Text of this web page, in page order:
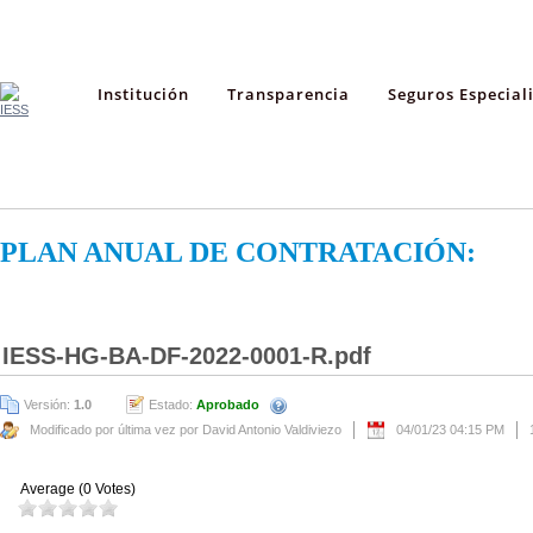
Institución Transparencia Seguros
PLAN ANUAL DE CONTRATACIÓN:
IESS-HG-BA-DF-2022-0001-R.pdf
Versión: 1.0 Estado: Aprobado
Modificado por última vez por David Antonio Valdiviezo
04/01/23 04:15 PM
Average (0 Votes)